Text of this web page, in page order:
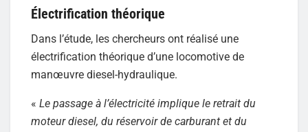
Électrification théorique
Dans l’étude, les chercheurs ont réalisé une
électrification théorique d’une locomotive de
manœuvre diesel-hydraulique.
« Le passage à l’électricité implique le retrait du
moteur diesel, du réservoir de carburant et du